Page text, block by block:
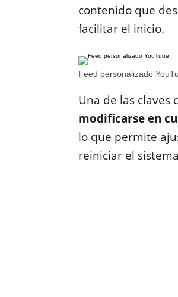
contenido que
facilitar el inicio.
Feed personalizado
Una de las claves
modificarse en
lo que permite
reiniciar el